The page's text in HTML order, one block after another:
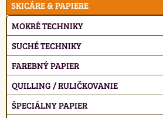
SKICÁRE & PAPIERE
MOKRÉ TECHNIKY
SUCHÉ TECHNIKY
FAREBNÝ PAPIER
QUILLING / RULIČKOVANIE
ŠPECIÁLNY PAPIER